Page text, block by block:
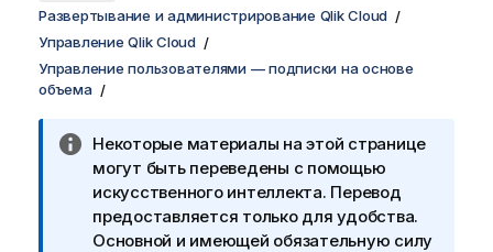
Развертывание и администрирование Qlik Cloud
Управление Qlik Cloud
Управление пользователями — подписки на основе
объема
Некоторые материалы на этой странице
могут быть переведены с помощью
искусственного интеллекта. Перевод
предоставляется только для удобства.
Основной и имеющей обязательную силу